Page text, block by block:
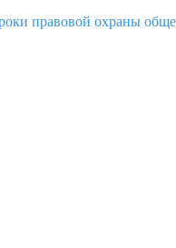
правовой охраны